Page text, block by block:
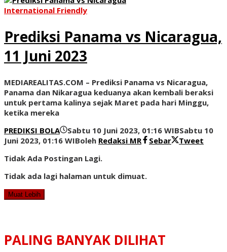
International Friendly
Prediksi Panama vs Nicaragua,
11 Juni 2023
MEDIAREALITAS.COM – Prediksi Panama vs Nicaragua,
Panama dan Nikaragua keduanya akan kembali beraksi
untuk pertama kalinya sejak Maret pada hari Minggu,
ketika mereka
PREDIKSI BOLA
Sabtu 10 Juni 2023, 01:16 WIBSabtu 10
Juni 2023, 01:16 WIBoleh Redaksi MR Sebar
Tweet
Tidak Ada Postingan Lagi.
Tidak ada lagi halaman untuk dimuat.
Muat Lebih
PALING BANYAK DILIHAT